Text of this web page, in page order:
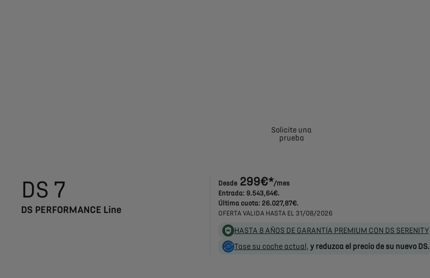
Solicite una
prueba
DS 7
DS PERFORMANCE Line
Desde 299€*/mes
Entrada: 9.543,64€.
Última cuota: 26.027,87€.
OFERTA VALIDA HASTA EL 31/08/2026
HASTA 8 AÑOS DE GARANTÍA PREMIUM CON DS SERENITY
Tase su coche actual, y reduzca el precio de su nuevo DS.